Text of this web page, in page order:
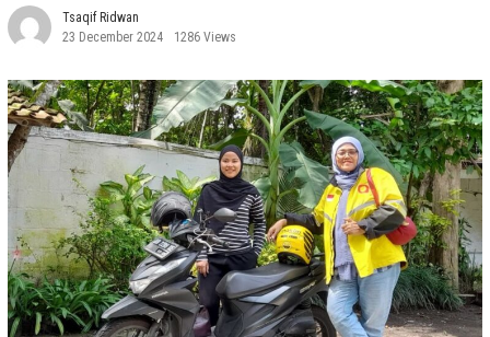
Tsaqif Ridwan
23 December 2024
1286 Views